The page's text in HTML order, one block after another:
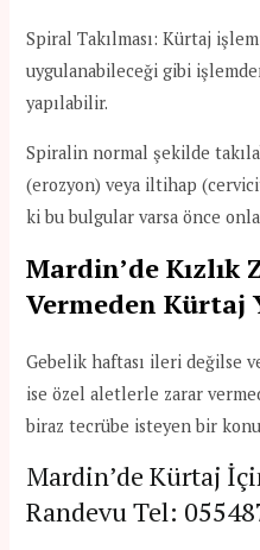
Spiral Takılması: Kürtaj
uygulanabileceği gibi
yapılabilir.
Spiralin normal şekilde
(erozyon) veya iltihap
ki bu bulgular varsa önce
Mardin’de Kızlık
Vermeden Kürtaj
Gebelik haftası ileri değilse
ise özel aletlerle zarar
biraz tecrübe isteyen bir
Mardin’de Kürtaj
Randevu Tel: